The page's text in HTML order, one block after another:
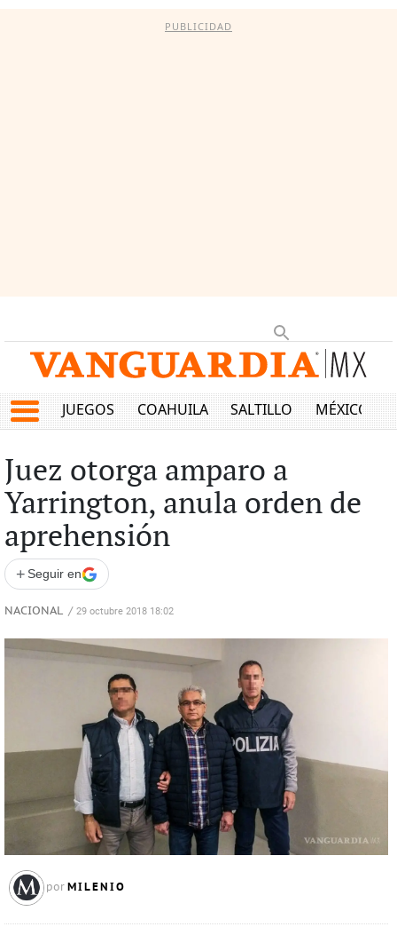
PUBLICIDAD
JUEGOS COAHUILA SALTILLO MÉXICO
Juez otorga amparo a
Yarrington, anula orden de
aprehensión
+ Seguir en
NACIONAL / 29 octubre 2018 18:02
por MILENIO